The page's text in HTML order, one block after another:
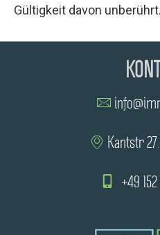
Gültigkeit davon unberührt.
Kantstr
+49